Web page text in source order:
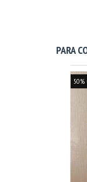
PARA
50%